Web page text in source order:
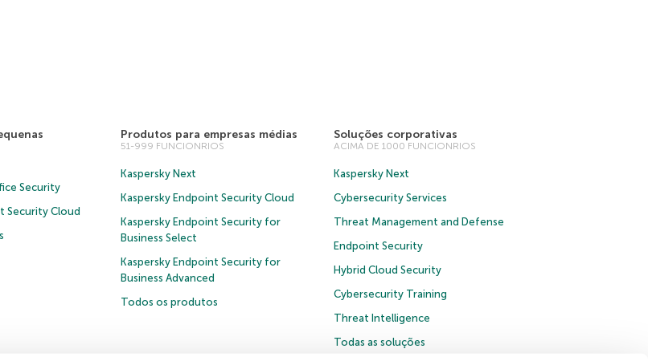
Security
Security Cloud
Produtos para empresas médias
51-999 FUNCIONRIOS
Kaspersky Next
Kaspersky Endpoint Security Cloud
Kaspersky Endpoint Security for
Business Select
Kaspersky Endpoint Security for
Business Advanced
Todos os produtos
Soluções corporativas
ACIMA DE 1000 FUNCIONRIOS
Kaspersky Next
Cybersecurity Services
Threat Management and Defense
Endpoint Security
Hybrid Cloud Security
Cybersecurity Training
Threat Intelligence
Todas as soluções